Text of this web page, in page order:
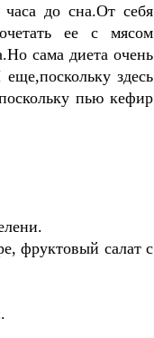
до сна.От себя
ее с мясом
сама диета очень
здесь
пью кефир
фруктовый салат с